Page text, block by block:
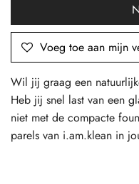
Voeg toe aan mijn
Wil jij graag een
Heb jij snel last van een
niet met de compacte
parels van i.am.klean in